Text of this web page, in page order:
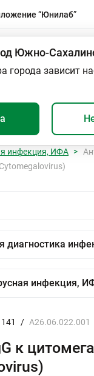
“Юнилаб”
Южно-
города зависит
заболеваний
инфекция, ИФА
/ A26.06.022.001
к